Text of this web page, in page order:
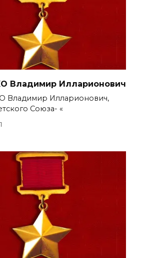
Владимир Илларионович
Илларионович,
Союза- «